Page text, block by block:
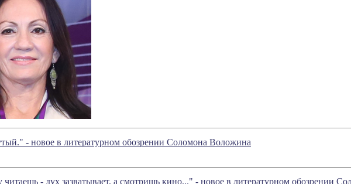
- новое в литературном обозрении Соломона Воложина
- дух зазватывает, а смотришь кино..." - новое в литературном обозрении